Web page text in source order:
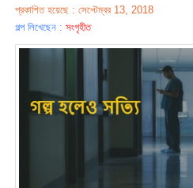
প্রকাশিত হয়েছে : সেপ্টেম্বর 13, 2018
গল্প লিখেছেন :সংগৃহীত